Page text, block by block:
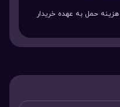
هزینه حمل به عهده خریدار